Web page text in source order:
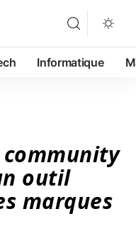
Informatique
outil
marques